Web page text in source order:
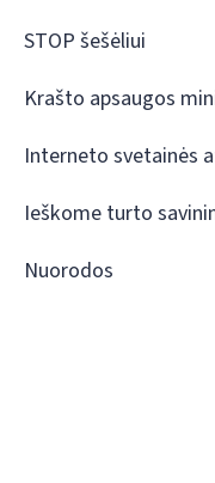
STOP šešėliui
Krašto apsaugos
Interneto svetainės
Ieškome turto
Nuorodos